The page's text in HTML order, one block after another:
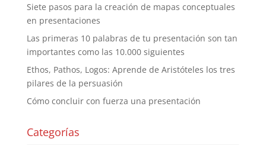
Siete pasos para la creación de mapas conceptuales
en presentaciones
Las primeras 10 palabras de tu presentación son tan
importantes como las 10.000 siguientes
Ethos, Pathos, Logos: Aprende de Aristóteles los tres
pilares de la persuasión
Cómo concluir con fuerza una presentación
Categorías